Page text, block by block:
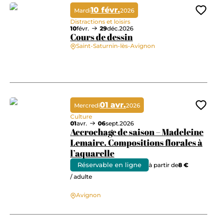
Cours de dessin
Saint-Saturnin-lès-Avignon
Mardi10 févr.2026
Distractions et loisirs
10févr. 29déc.2026
Accrochage de saison – Madeleine
Lemaire. Compositions florales à
l’aquarelle
Réservable en ligne à partir de8 €
/ adulte
Avignon
Mercredi01 avr.2026
Culture
01avr. 06sept.2026
Accrochage de saison – Madeleine Lemaire. Compositions florales à